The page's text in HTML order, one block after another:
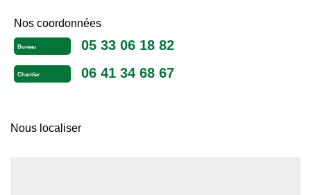
Nos coordonnées
Bureau 05 33 06 18 82
Chantier 06 41 34 68 67
Nous localiser